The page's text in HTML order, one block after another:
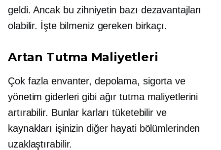
geldi. Ancak bu zihniyetin bazı dezavantajları
olabilir. İşte bilmeniz gereken birkaçı.
Artan Tutma Maliyetleri
Çok fazla envanter, depolama, sigorta ve
yönetim giderleri gibi ağır tutma maliyetlerini
artırabilir. Bunlar karları tüketebilir ve
kaynakları işinizin diğer hayati bölümlerinden
uzaklaştırabilir.